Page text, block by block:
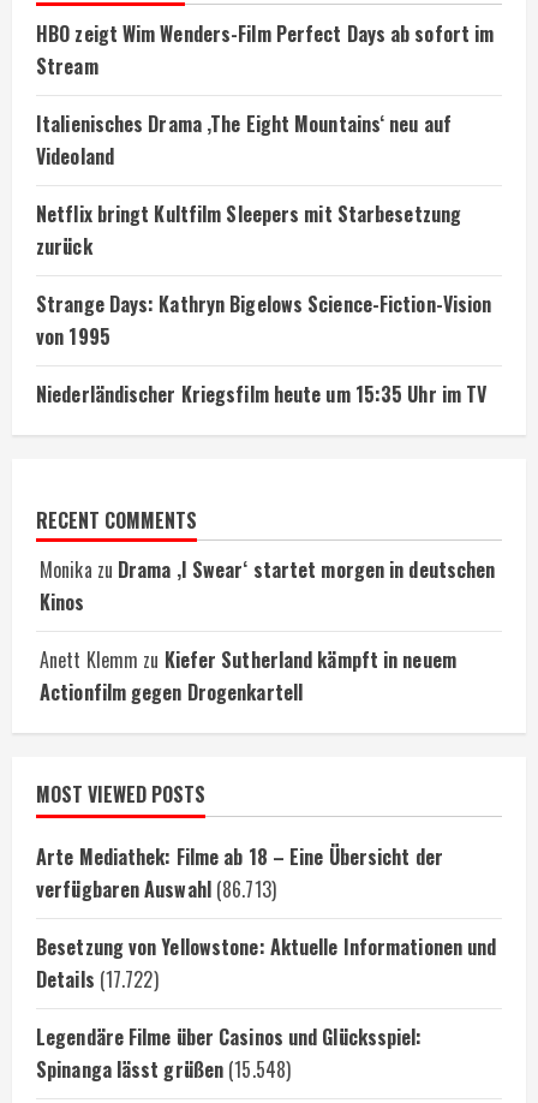
HBO zeigt Wim Wenders-Film Perfect Days ab sofort im
Stream
Italienisches Drama ‚The Eight Mountains‘ neu auf
Videoland
Netflix bringt Kultfilm Sleepers mit Starbesetzung
zurück
Strange Days: Kathryn Bigelows Science-Fiction-Vision
von 1995
Niederländischer Kriegsfilm heute um 15:35 Uhr im TV
RECENT COMMENTS
Monika zu Drama ‚I Swear‘ startet morgen in deutschen
Kinos
Anett Klemm zu Kiefer Sutherland kämpft in neuem
Actionfilm gegen Drogenkartell
MOST VIEWED POSTS
Arte Mediathek: Filme ab 18 – Eine Übersicht der
verfügbaren Auswahl (86.713)
Besetzung von Yellowstone: Aktuelle Informationen und
Details (17.722)
Legendäre Filme über Casinos und Glücksspiel:
Spinanga lässt grüßen (15.548)